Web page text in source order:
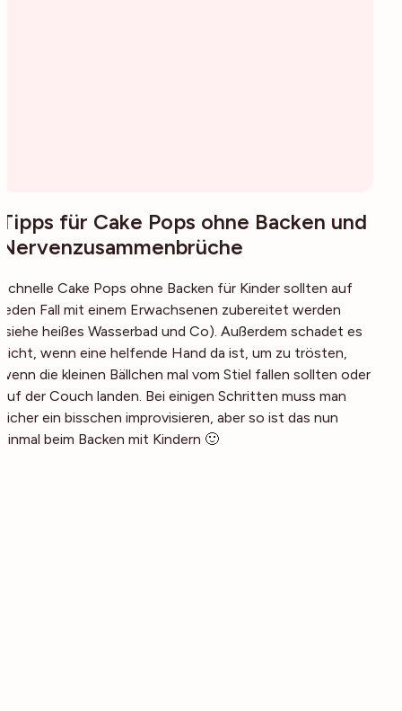
Tipps für Cake Pops ohne Backen und
Nervenzusammenbrüche
Schnelle Cake Pops ohne Backen für Kinder sollten auf
jeden Fall mit einem Erwachsenen zubereitet werden
(siehe heißes Wasserbad und Co). Außerdem schadet es
nicht, wenn eine helfende Hand da ist, um zu trösten,
wenn die kleinen Bällchen mal vom Stiel fallen sollten oder
auf der Couch landen. Bei einigen Schritten muss man
sicher ein bisschen improvisieren, aber so ist das nun
einmal beim Backen mit Kindern 🙂